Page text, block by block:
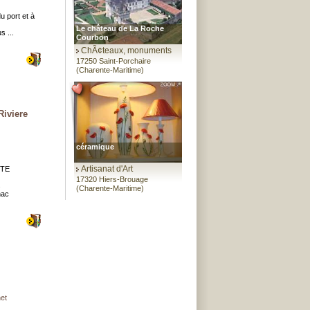
port et à
...
Le château de La Roche
Courbon
ChÃ¢teaux, monuments
17250 Saint-Porchaire
(Charente-Maritime)
céramique
Artisanat d'Art
17320 Hiers-Brouage
(Charente-Maritime)